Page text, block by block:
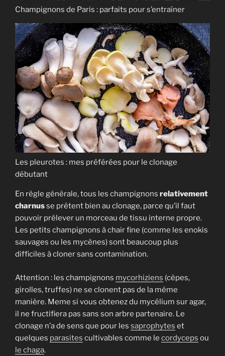
Champignons de Paris : parfaits pour s’entraîner
Les pleurotes : mes préférées pour le clonage
débutant
En règle générale, tous les champignons relativement
charnusse prêtent bien au clonage, parce qu’il faut
pouvoir prélever un morceau de tissu interne propre.
Les petits champignons à chair fine (comme les enokis
sauvages ou les mycènes) sont beaucoup plus
difficiles à cloner sans contamination.
Attention : les champignons mycorhiziens (cèpes,
girolles, truffes) ne se clonent pas de la même
manière. Meme si vous obtenez du mycélium sur agar,
il ne fructifiera pas sans son arbre partenaire. Le
clonage n’a de sens que pour les saprophytes et
quelques parasites cultivables comme le cordyceps ou
le chaga.